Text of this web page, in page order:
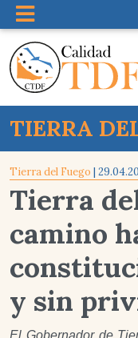
TIERRA
Tierra del Fuego |
Tierra
camino
y sin